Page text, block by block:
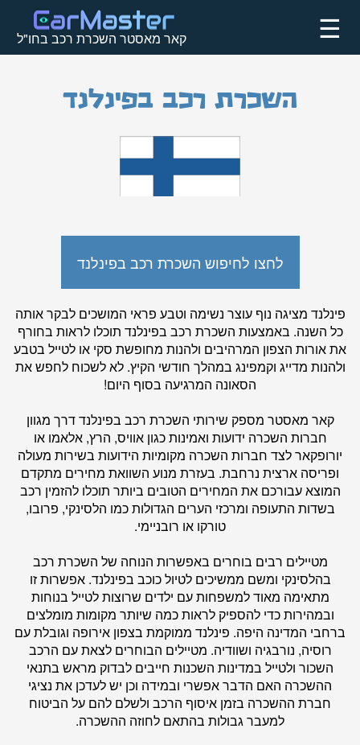
קאר מאסטר השכרת רכב בחו"ל ☰
השכרת רכב בפינלנד
לחצו לחיפוש השכרת רכב בפינלנד
פינלנד מציגה נוף עוצר נשימה וטבע פראי המושכים לבקר אותה
כל השנה. באמצעות השכרת רכב בפינלנד תוכלו לראות בחורף
את אורות הצפון המרהיבים ולהנות מחופשת סקי או לטייל בטבע
ולהנות מדייג וקמפינג במהלך חודשי הקיץ. לא לשכוח לחפש את
הסאונה המרגיעה בסוף היום!
קאר מאסטר מספק שירותי השכרת רכב בפינלנד דרך מגוון
חברות השכרה ידועות ואמינות כגון אוויס, הרץ, אלאמו או
יורופקאר לצד חברות השכרה מקומיות הידועות בשירות מעולה
ופריסה ארצית נרחבת. בעזרת מנוע השוואת מחירים מתקדם
המוצא עבורכם את המחירים הטובים ביותר תוכלו להזמין רכב
בשדות התעופה ומרכזי הערים הגדולות כמו הלסינקי, פרובו,
טורקו או רובניימי.
מטיילים רבים בוחרים באפשרות הנוחה של השכרת רכב
בהלסינקי ומשם ממשיכים לטיול כוכב בפינלנד. אפשרות זו
מתאימה מאוד למשפחות עם ילדים שרוצות לטייל בנוחות
ובמהירות כדי להספיק לראות כמה שיותר מקומות מומלצים
ברחבי המדינה היפה. פינלנד ממוקמת בצפון אירופה וגובלת עם
רוסיה, נורבגיה ושוודיה. מטיילים הבוחרים לצאת עם הרכב
השכור ולטייל במדינות השכנות חייבים לבדוק מראש בתנאי
ההשכרה האם הדבר אפשרי ובמידה וכן יש לעדכן את נציגי
חברת ההשכרה בזמן איסוף הרכב ולשלם להם על הביטוח
למעבר גבולות בהתאם לחוזה ההשכרה.